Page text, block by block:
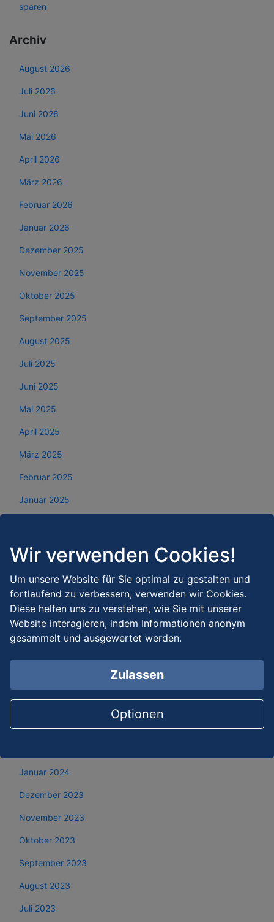
sparen
Archiv
August 2026
Juli 2026
Juni 2026
Mai 2026
April 2026
März 2026
Februar 2026
Januar 2026
Dezember 2025
November 2025
Oktober 2025
September 2025
August 2025
Juli 2025
Juni 2025
Mai 2025
April 2025
März 2025
Februar 2025
Januar 2025
November 2024
September 2024
August 2024
Juli 2024
Juni 2024
März 2024
Januar 2024
Dezember 2023
November 2023
Oktober 2023
September 2023
August 2023
Juli 2023
Wir verwenden Cookies!
Um unsere Website für Sie optimal zu gestalten und
fortlaufend zu verbessern, verwenden wir Cookies.
Diese helfen uns zu verstehen, wie Sie mit unserer
Website interagieren, indem Informationen anonym
gesammelt und ausgewertet werden.
Zulassen
Optionen